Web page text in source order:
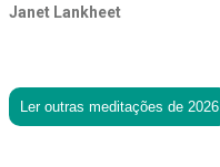
Janet Lankheet
Ler outras meditações de 2026